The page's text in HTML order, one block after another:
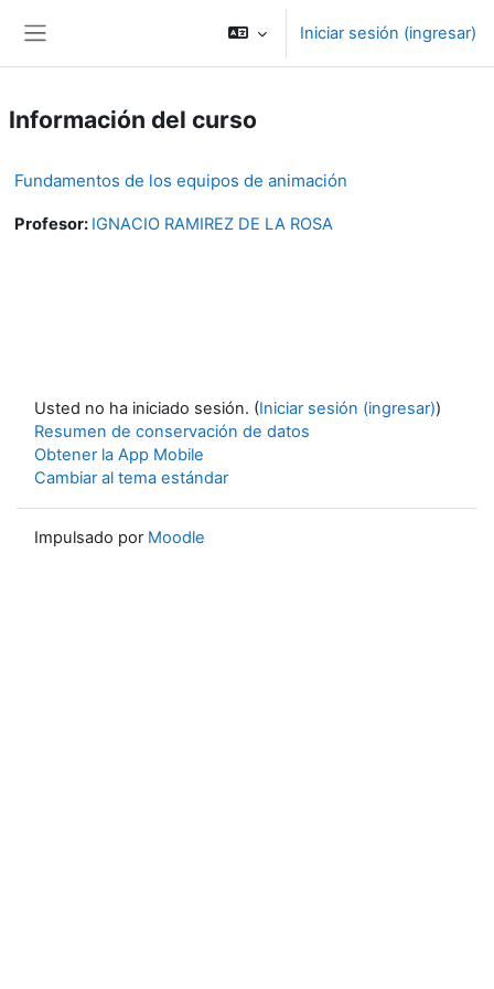
Iniciar sesión (ingresar)
Información del curso
Fundamentos de los equipos de animación
Profesor: IGNACIO RAMIREZ DE LA ROSA
Usted no ha iniciado sesión. (Iniciar sesión (ingresar))
Resumen de conservación de datos
Obtener la App Mobile
Cambiar al tema estándar
Impulsado por Moodle